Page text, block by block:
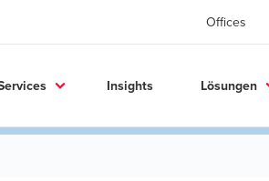
Offices
Insights Lösungen